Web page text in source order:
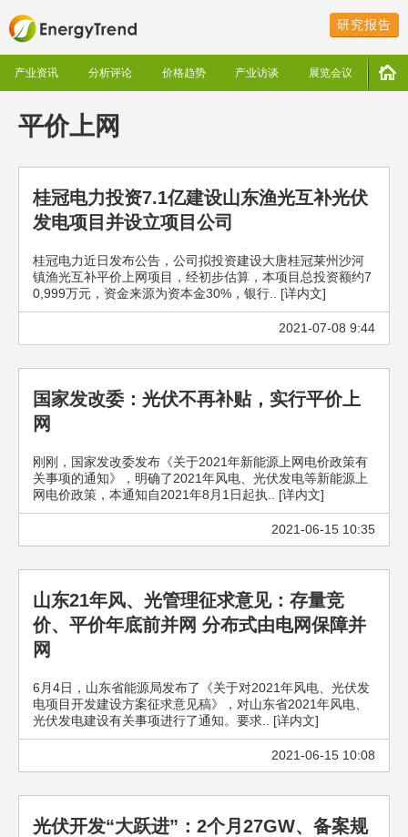
研究报告
产业资讯 分析评论 价格趋势 产业访谈 展览会议
平价上网
桂冠电力投资7.1亿建设山东渔光互补光伏
发电项目并设立项目公司
桂冠电力近日发布公告，公司拟投资建设大唐桂冠莱州沙河
镇渔光互补平价上网项目，经初步估算，本项目总投资额约7
0,999万元，资金来源为资本金30%，银行.. [详内文]
2021-07-08 9:44
国家发改委：光伏不再补贴，实行平价上
网
刚刚，国家发改委发布《关于2021年新能源上网电价政策有
关事项的通知》，明确了2021年风电、光伏发电等新能源上
网电价政策，本通知自2021年8月1日起执.. [详内文]
2021-06-15 10:35
山东21年风、光管理征求意见：存量竞
价、平价年底前并网 分布式由电网保障并
网
6月4日，山东省能源局发布了《关于对2021年风电、光伏发
电项目开发建设方案征求意见稿》，对山东省2021年风电、
光伏发电建设有关事项进行了通知。要求.. [详内文]
2021-06-15 10:08
光伏开发“大跃进”：2个月27GW、备案规